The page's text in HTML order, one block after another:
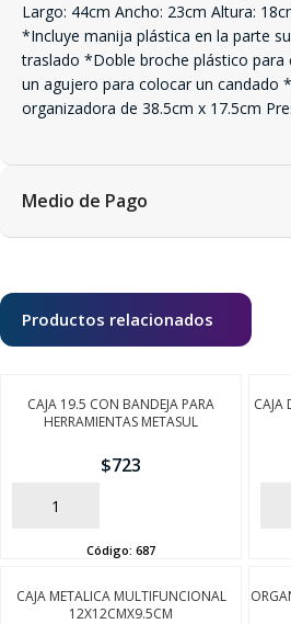
Largo: 44cm Ancho: 23cm Altura:
*Incluye manija plástica en la parte
traslado *Doble broche plástico para
un agujero para colocar un candado
organizadora de 38.5cm x 17.5cm
Medio de Pago
Productos relacionados
CAJA 19.5 CON BANDEJA PARA
HERRAMIENTAS METASUL
$723
AÑADIR
Código: 687
CAJA
CAJA METALICA MULTIFUNCIONAL
12X12CMX9.5CM